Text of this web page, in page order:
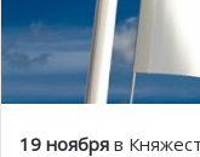
19 ноября в